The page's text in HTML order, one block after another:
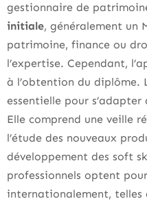
gestionnaire de
initiale, généralement un
patrimoine, finance ou
l’expertise. Cependant,
à l’obtention du diplôme.
essentielle pour
Elle comprend une veille
l’étude des nouveaux
développement des soft
professionnels optent
internationalement, telles